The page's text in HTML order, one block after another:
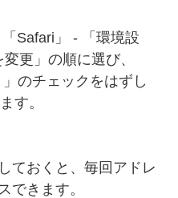
Safari」 - 「環境設
更」の順に選び、
のチェックをはずし
す。
ておくと、毎回アドレ
できます。